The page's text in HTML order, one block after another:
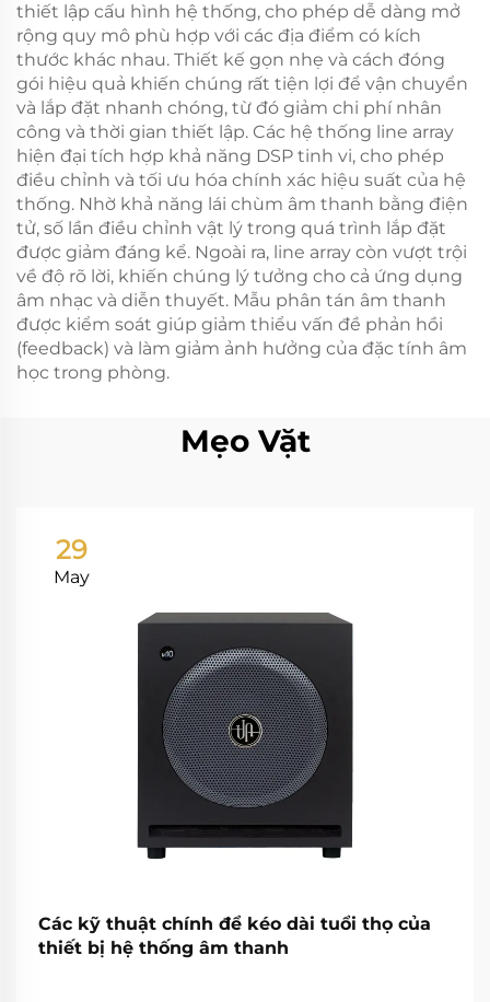
thiết lập cấu hình hệ thống, cho phép dễ dàng mở
rộng quy mô phù hợp với các địa điểm có kích
thước khác nhau. Thiết kế gọn nhẹ và cách đóng
gói hiệu quả khiến chúng rất tiện lợi để vận chuyển
và lắp đặt nhanh chóng, từ đó giảm chi phí nhân
công và thời gian thiết lập. Các hệ thống line array
hiện đại tích hợp khả năng DSP tinh vi, cho phép
điều chỉnh và tối ưu hóa chính xác hiệu suất của hệ
thống. Nhờ khả năng lái chùm âm thanh bằng điện
tử, số lần điều chỉnh vật lý trong quá trình lắp đặt
được giảm đáng kể. Ngoài ra, line array còn vượt trội
về độ rõ lời, khiến chúng lý tưởng cho cả ứng dụng
âm nhạc và diễn thuyết. Mẫu phân tán âm thanh
được kiểm soát giúp giảm thiểu vấn đề phản hồi
(feedback) và làm giảm ảnh hưởng của đặc tính âm
học trong phòng.
Mẹo Vặt
29
May
Các kỹ thuật chính để kéo dài tuổi thọ của
thiết bị hệ thống âm thanh